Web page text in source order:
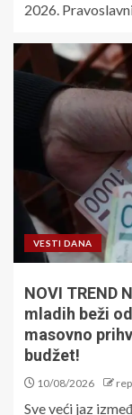
2026.
VESTI DANA
NOVI TREND
mladih beži
masovno
budžet!
10/08/2026
Sve veći jaz